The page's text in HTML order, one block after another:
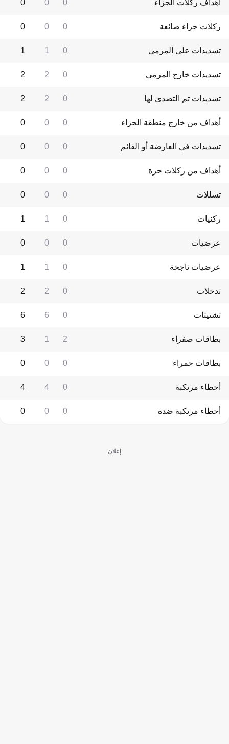
أهداف ركلات الجزاء 0
0
0
ركلات جزاء ضائعة 0
0
0
تسديدات على المرمى 0
1
1
تسديدات خارج المرمى 0
2
2
تسديدات تم التصدي لها 0
2
2
أهداف من خارج منطقة الجزاء 0
0
0
تسديدات في العارضة أو القائم 0
0
0
أهداف من ركلات حرة 0
0
0
تسللات 0
0
0
ركنيات 0
1
1
عرضيات 0
0
0
عرضيات ناجحة 0
1
1
تدخلات 0
2
2
تشتيتات 0
6
6
بطاقات صفراء 2
1
3
بطاقات حمراء 0
0
0
أخطاء مرتكبة 0
4
4
أخطاء مرتكبة ضده 0
0
0
إعلان